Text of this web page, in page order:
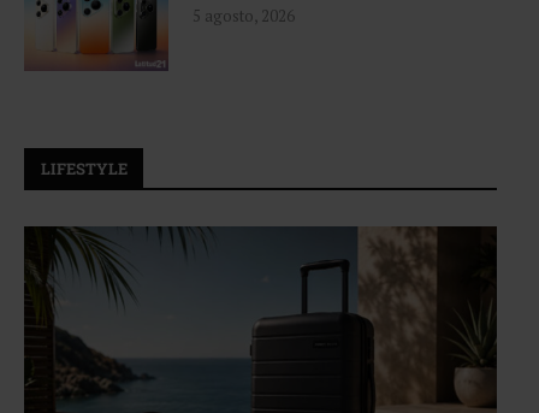
5 agosto, 2026
LIFESTYLE